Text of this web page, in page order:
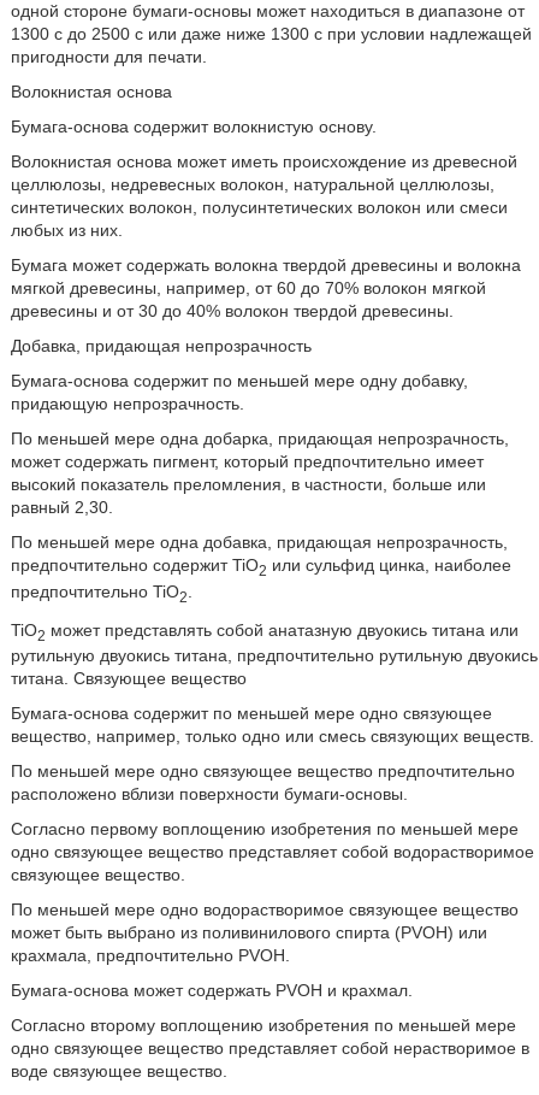
одной стороне бумаги-основы может находиться в диапазоне от
1300 с до 2500 с или даже ниже 1300 с при условии надлежащей
пригодности для печати.
Волокнистая основа
Бумага-основа содержит волокнистую основу.
Волокнистая основа может иметь происхождение из древесной
целлюлозы, недревесных волокон, натуральной целлюлозы,
синтетических волокон, полусинтетических волокон или смеси
любых из них.
Бумага может содержать волокна твердой древесины и волокна
мягкой древесины, например, от 60 до 70% волокон мягкой
древесины и от 30 до 40% волокон твердой древесины.
Добавка, придающая непрозрачность
Бумага-основа содержит по меньшей мере одну добавку,
придающую непрозрачность.
По меньшей мере одна добарка, придающая непрозрачность,
может содержать пигмент, который предпочтительно имеет
высокий показатель преломления, в частности, больше или
равный 2,30.
По меньшей мере одна добавка, придающая непрозрачность,
предпочтительно содержит TiO2 или сульфид цинка, наиболее
предпочтительно TiO2
TiO2 может представлять собой анатазную двуокись титана или
рутильную двуокись титана, предпочтительно рутильную двуокись
титана. Связующее вещество
Бумага-основа содержит по меньшей мере одно связующее
вещество, например, только одно или смесь связующих веществ.
По меньшей мере одно связующее вещество предпочтительно
расположено вблизи поверхности бумаги-основы.
Согласно первому воплощению изобретения по меньшей мере
одно связующее вещество представляет собой водорастворимое
связующее вещество.
По меньшей мере одно водорастворимое связующее вещество
может быть выбрано из поливинилового спирта (PVOH) или
крахмала, предпочтительно PVOH.
Бумага-основа может содержать PVOH и крахмал.
Согласно второму воплощению изобретения по меньшей мере
одно связующее вещество представляет собой нерастворимое в
воде связующее вещество.